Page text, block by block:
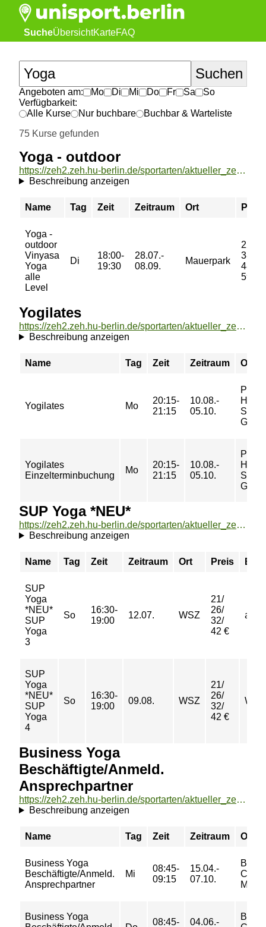
SucheÜbersichtKarteFAQ
Angeboten am: Mo Di Mi Do Fr Sa
So
Verfügbarkeit:
Alle Kurse
Nur buchbare
Buchbar & Warteliste
75 Kurse gefunden
Yoga - outdoor
https://zeh2.zeh.hu-berlin.de/sportarten/aktueller_zeitraum/_Yoga_-_outdoor.html
Beschreibung anzeigen
Name Tag Zeit Zeitraum Ort Preis
Yoga -
outdoor
Vinyasa
Yoga
alle
Level
Di
18:00-
19:30
28.07.-
08.09.
Mauerpark
22/
38/
48/
59 €
Yogilates
https://zeh2.zeh.hu-berlin.de/sportarten/aktueller_zeitraum/_Yogilates.html
Beschreibung anzeigen
Name Tag Zeit Zeitraum Ort
Yogilates Mo
20:15-
21:15
10.08.-
05.10.
Paul-
Str.
GR
Yogilates
Einzelterminbuchung
Mo
20:15-
21:15
10.08.-
05.10.
Paul-
Str.
GR
SUP Yoga *NEU*
https://zeh2.zeh.hu-berlin.de/sportarten/aktueller_zeitraum/_SUP_Yoga__NEU_.html
Beschreibung anzeigen
Name Tag Zeit Zeitraum Ort Preis
SUP
Yoga
*NEU*
SUP
Yoga
3
So
16:30-
19:00
12.07. WSZ
21/
26/
32/
42 €
SUP
Yoga
*NEU*
SUP
Yoga
4
So
16:30-
19:00
09.08. WSZ
21/
26/
32/
42 €
Business Yoga
Beschäftigte/Anmeld.
Ansprechpartner
https://zeh2.zeh.hu-berlin.de/sportarten/aktueller_zeitraum/_Business_Yoga_Beschaeftigte_Anmeld__Ansprechpartner.html
Beschreibung anzeigen
Name Tag Zeit Zeitraum Ort
Business Yoga
Beschäftigte/Anmeld.
Ansprechpartner
Mi
08:45-
09:15
15.04.-
07.10.
BGF
Mitte I
Business Yoga
08:45-
04.06.-
BGF